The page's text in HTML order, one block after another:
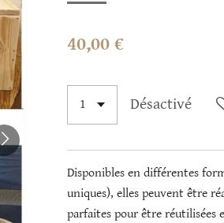
40,00 €
Désactivé
Disponibles en différentes
uniques), elles peuvent être
parfaites pour être réutilisées